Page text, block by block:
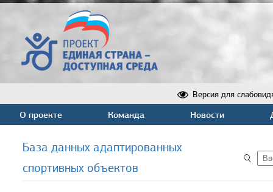
Версия для
О проекте Команда Новости
База данных адаптированных
спортивных объектов